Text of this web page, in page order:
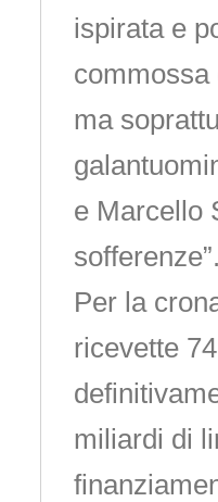
ispirata e
commossa
ma
e Marcello
sofferenze”.
Per la
ricevette
miliardi di